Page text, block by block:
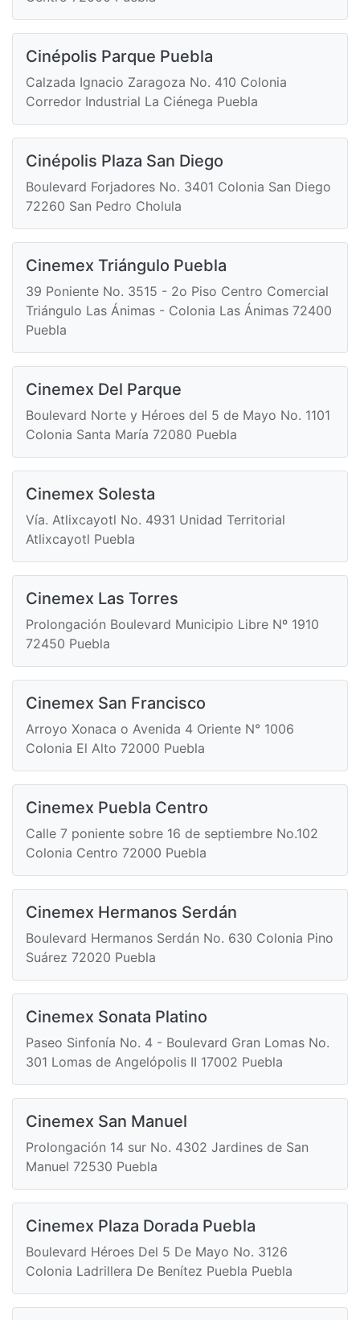
Cinépolis Parque Puebla
Calzada Ignacio Zaragoza No. 410 Colonia
Corredor Industrial La Ciénega Puebla
Cinépolis Plaza San Diego
Boulevard Forjadores No. 3401 Colonia San Diego
72260 San Pedro Cholula
Cinemex Triángulo Puebla
39 Poniente No. 3515 - 2o Piso Centro Comercial
Triángulo Las Ánimas - Colonia Las Ánimas 72400
Puebla
Cinemex Del Parque
Boulevard Norte y Héroes del 5 de Mayo No. 1101
Colonia Santa María 72080 Puebla
Cinemex Solesta
Vía. Atlixcayotl No. 4931 Unidad Territorial
Atlixcayotl Puebla
Cinemex Las Torres
Prolongación Boulevard Municipio Libre Nº 1910
72450 Puebla
Cinemex San Francisco
Arroyo Xonaca o Avenida 4 Oriente N° 1006
Colonia El Alto 72000 Puebla
Cinemex Puebla Centro
Calle 7 poniente sobre 16 de septiembre No.102
Colonia Centro 72000 Puebla
Cinemex Hermanos Serdán
Boulevard Hermanos Serdán No. 630 Colonia Pino
Suárez 72020 Puebla
Cinemex Sonata Platino
Paseo Sinfonía No. 4 - Boulevard Gran Lomas No.
301 Lomas de Angelópolis II 17002 Puebla
Cinemex San Manuel
Prolongación 14 sur No. 4302 Jardines de San
Manuel 72530 Puebla
Cinemex Plaza Dorada Puebla
Boulevard Héroes Del 5 De Mayo No. 3126
Colonia Ladrillera De Benítez Puebla Puebla